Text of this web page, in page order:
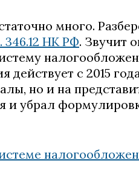
много.
346.12 НК РФ. Звучит
с 2015
но и на
и убрал